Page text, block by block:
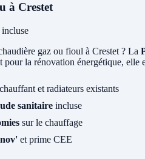
à Crestet
gaz ou fioul à Crestet ? La
pour la rénovation énergétique, elle
et radiateurs existants
sanitaire incluse
sur le chauffage
et prime CEE